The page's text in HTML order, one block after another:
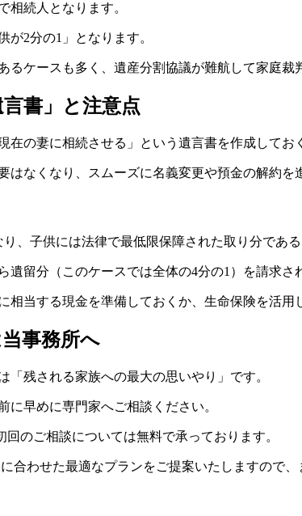
相続人となります。
が2分の1」となります。
ケースも多く、遺産分割協議が難航して家庭裁
書」と注意点
の妻に相続させる」という遺言書を作成してお
なくなり、スムーズに名義変更や預金の解約を
、子供には法律で最低限保障された取り分であ
遺留分（このケースでは全体の4分の1）を請求さ
当する現金を準備しておくか、生命保険を活
事務所へ
残される家族への最大の思いやり」です。
早めに専門家へご相談ください。
回のご相談については無料で承っております。
合わせた最適なプランをご提案いたしますので